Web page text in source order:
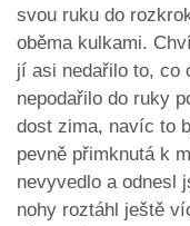
svou ruku do
oběma kulkami.
jí asi nedařilo to, co
nepodařilo do ruky
dost zima, navíc to
pevně přimknutá k
nevyvedlo a odnesl
nohy roztáhl ještě